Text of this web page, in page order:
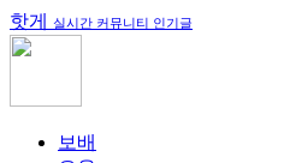
핫게 실시간 커뮤니티 인기글
보배